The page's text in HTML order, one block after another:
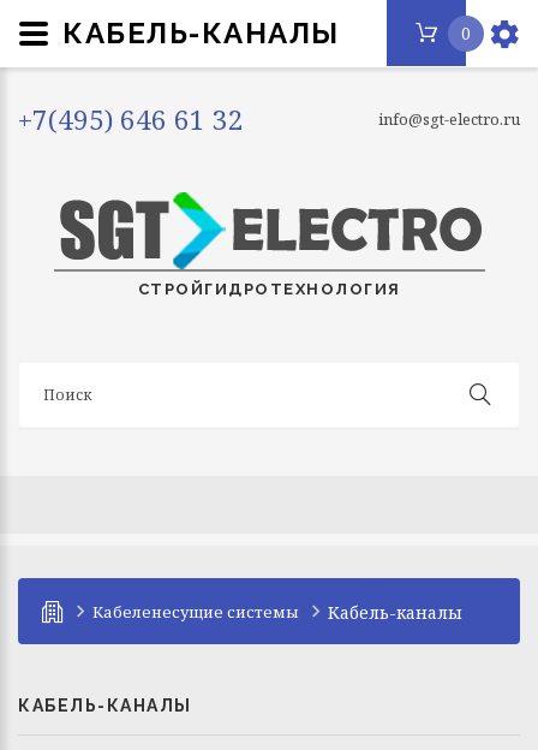
+7(495) 646 61 32 info@sgt-electro.ru
СТРОЙГИДРОТЕХНОЛОГИЯ
0
Кабеленесущие системы Кабель-каналы
КАБЕЛЬ-КАНАЛЫ
КАБЕЛЬ-КАНАЛЫ